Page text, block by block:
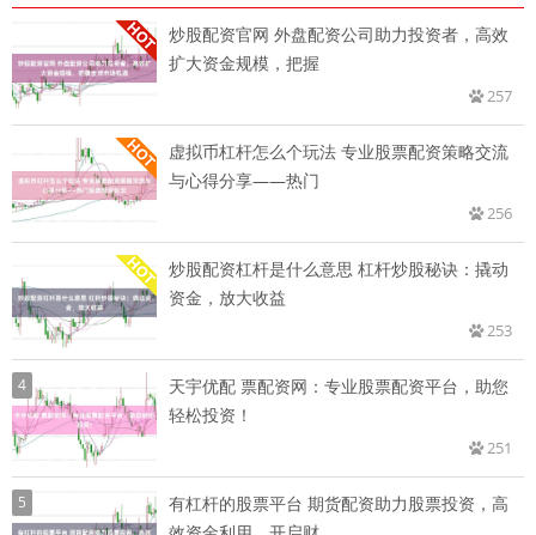
炒股配资官网 外盘配资公司助力投资者，高效
扩大资金规模，把握
257
虚拟币杠杆怎么个玩法 专业股票配资策略交流
与心得分享——热门
256
炒股配资杠杆是什么意思 杠杆炒股秘诀：撬动
资金，放大收益
253
4
天宇优配 票配资网：专业股票配资平台，助您
轻松投资！
251
5
有杠杆的股票平台 期货配资助力股票投资，高